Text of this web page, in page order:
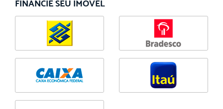
FINANCIE SEU IMÓVEL